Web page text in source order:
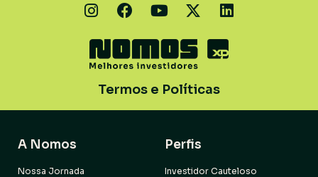
Termos e Políticas
A Nomos
Nossa Jornada
Perfis
Investidor Cauteloso